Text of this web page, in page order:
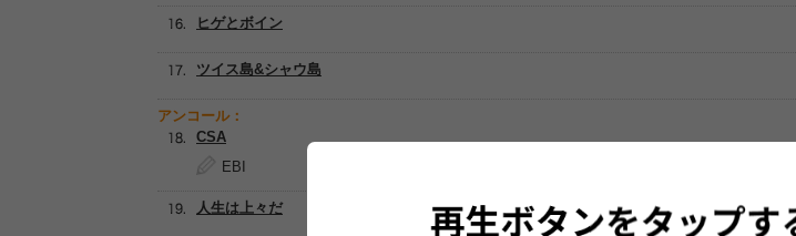
ヒゲとボイン
ツイス島&シャウ島
アンコール：
CSA
EBI
人生は上々だ